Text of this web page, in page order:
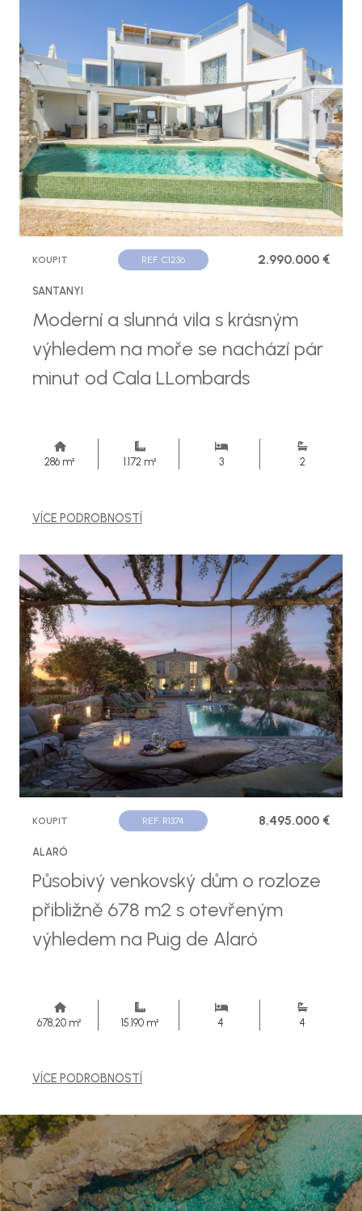
KOUPIT REF. C1236 2.990.000 €
SANTANYI
Moderní a slunná vila s krásným
výhledem na moře se nachází pár
minut od Cala LLombards
286 m² 1.172 m² 3 2
VÍCE PODROBNOSTÍ
KOUPIT REF. R1374 8.495.000 €
ALARÓ
Působivý venkovský dům o rozloze
přibližně 678 m2 s otevřeným
výhledem na Puig de Alaró
678,20 m² 15.190 m² 4 4
VÍCE PODROBNOSTÍ